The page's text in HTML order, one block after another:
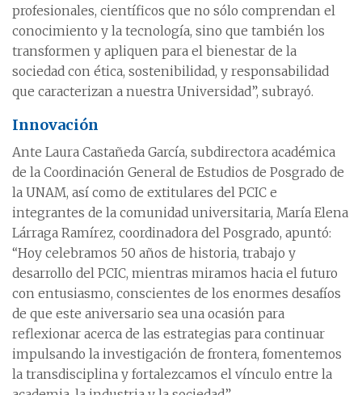
profesionales, científicos que no sólo comprendan el
conocimiento y la tecnología, sino que también los
transformen y apliquen para el bienestar de la
sociedad con ética, sostenibilidad, y responsabilidad
que caracterizan a nuestra Universidad”, subrayó.
Innovación
Ante Laura Castañeda García, subdirectora académica
de la Coordinación General de Estudios de Posgrado de
la UNAM, así como de extitulares del PCIC e
integrantes de la comunidad universitaria, María Elena
Lárraga Ramírez, coordinadora del Posgrado, apuntó:
“Hoy celebramos 50 años de historia, trabajo y
desarrollo del PCIC, mientras miramos hacia el futuro
con entusiasmo, conscientes de los enormes desafíos
de que este aniversario sea una ocasión para
reflexionar acerca de las estrategias para continuar
impulsando la investigación de frontera, fomentemos
la transdisciplina y fortalezcamos el vínculo entre la